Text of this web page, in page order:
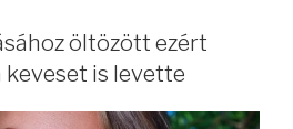
öltözött ezért
keveset is levette